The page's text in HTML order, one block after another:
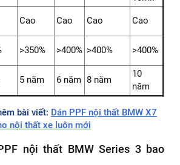
Cao Cao Cao Cao
>350% >400% >400% >400%
5 năm 6 năm 8 năm
10
năm
bài viết: Dán PPF nội thất BMW X7
nội thất xe luôn mới
nội thất BMW Series 3 bao